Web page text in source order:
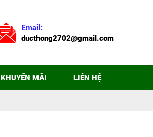
Email:
ducthong2702@gmail.com
KHUYẾN MÃI LIÊN HỆ